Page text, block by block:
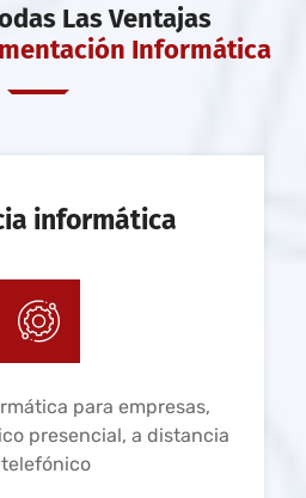
Las Ventajas
Informática
informática
para empresas,
presencial, a distancia